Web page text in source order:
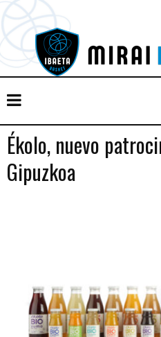
Ékolo, nuevo
Gipuzkoa